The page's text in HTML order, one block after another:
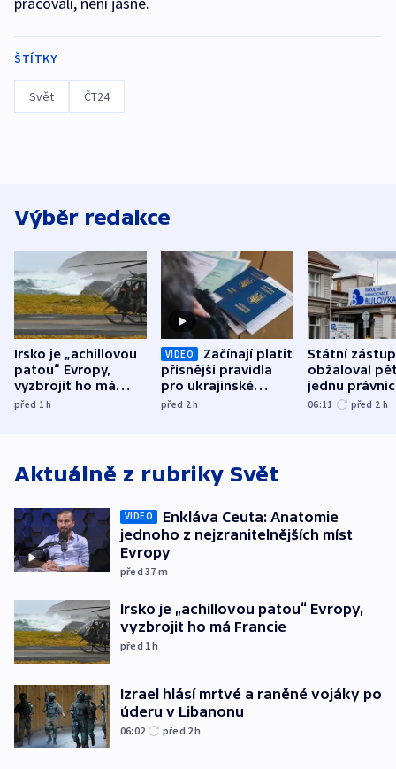
ŠTÍTKY
Svět ČT24
Výběr redakce
Irsko je „achillovou
patou“ Evropy,
vyzbrojit ho má
Francie
před 1h
VIDEO
Začínají platit
přísnější pravidla
pro ukrajinské
uprchlíky
před 2h
Státní
obžaloval
jednu
osobu v
06:11 před 2 h
Aktuálně z rubriky Svět
VIDEO
Enkláva Ceuta: Anatomie
jednoho z nejzranitelnějších míst
Evropy
před 37 m
Irsko je „achillovou patou“ Evropy,
vyzbrojit ho má Francie
před 1h
Izrael hlásí mrtvé a raněné vojáky po
úderu v Libanonu
06:02 před 2h